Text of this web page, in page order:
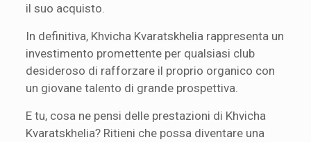
il suo acquisto.
In definitiva, Khvicha Kvaratskhelia rappresenta un
investimento promettente per qualsiasi club
desideroso di rafforzare il proprio organico con
un giovane talento di grande prospettiva.
E tu, cosa ne pensi delle prestazioni di Khvicha
Kvaratskhelia? Ritieni che possa diventare una